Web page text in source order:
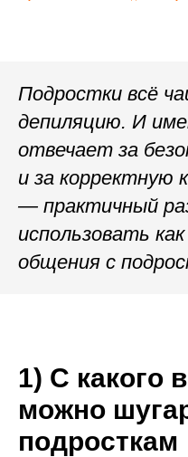
Подростки всё
депиляцию. И
отвечает за
и за корректную
— практичный
использовать
общения с
1) С какого
можно
подросткам